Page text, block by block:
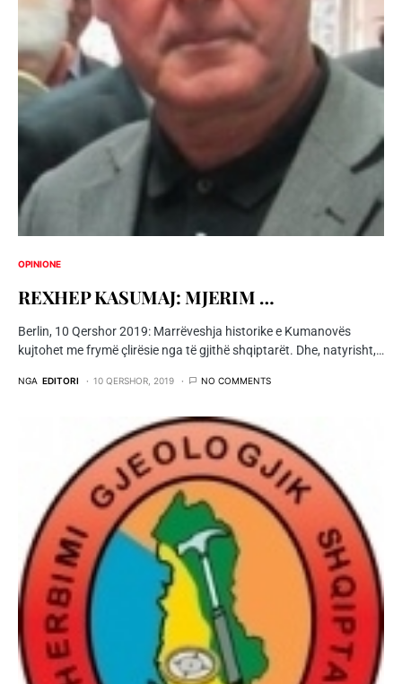
OPINIONE
REXHEP KASUMAJ: MJERIM …
Berlin, 10 Qershor 2019: Marrëveshja historike e Kumanovës
kujtohet me frymë çlirësie nga të gjithë shqiptarët. Dhe, natyrisht,…
NGA EDITORI 10 QERSHOR, 2019 NO COMMENTS